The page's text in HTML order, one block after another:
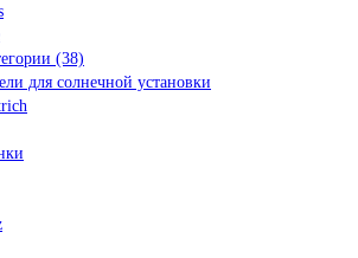
(38)
для солнечной установки